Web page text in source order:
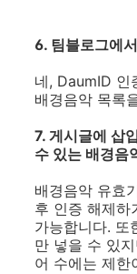
6. 팀블로그에
네, DaumID 인
배경음악 목록
7. 게시글에 삽
수 있는 배경음
배경음악 유효
후 인증 해제하
가능합니다. 또
만 넣을 수 있
어 수에는 제한